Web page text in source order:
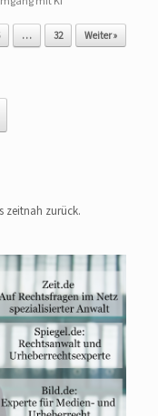
… 32 Weiter »
zeitnah zurück.